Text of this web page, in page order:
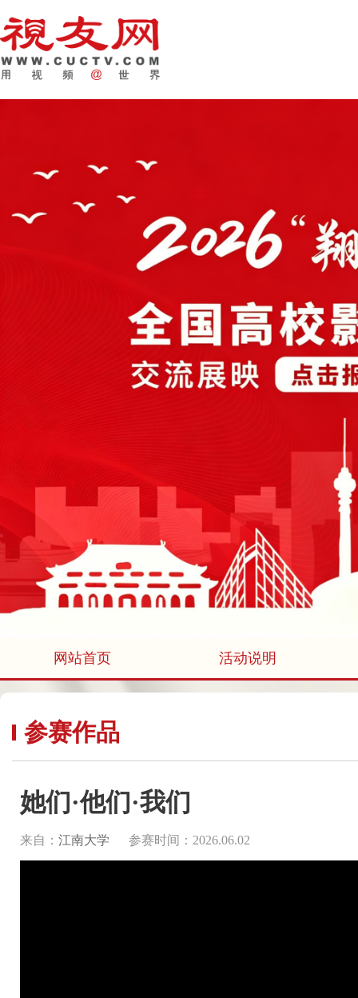
网站首页 活动说明
参赛作品
她们·他们·我们
来自： 江南大学 参赛时间：2026.06.02